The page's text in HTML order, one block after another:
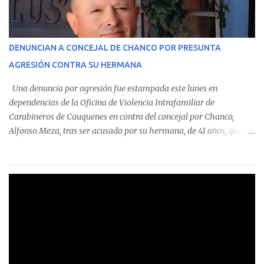
identificó a cuatro funcionarios involucrados en este tipo de
operaciones. Asimismo, se precisa que uno de los casos
corresponde a un funcionario de la Municipalidad de Chanco,
detectaron incumplimientos a la normativa vigente. El informe
precisa que la mayor cantidad de dinero apostado se registró en
Talca, donde...
DENUNCIAN A CONCEJAL DE CHANCO POR PRESUNTA
AGRESIÓN CONTRA SU HERMANA
Una denuncia por agresión fue estampada este lunes en
dependencias de la Oficina de Violencia Intrafamiliar de
Carabineros de Cauquenes en contra del concejal por Chanco,
Alfonso Meza, tras ser acusado por su hermana, de 41 años, quien
relató que los hechos ocurrieron cerca de las 11:30 horas en el